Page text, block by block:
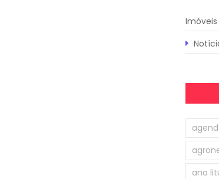
Imóveis
ano